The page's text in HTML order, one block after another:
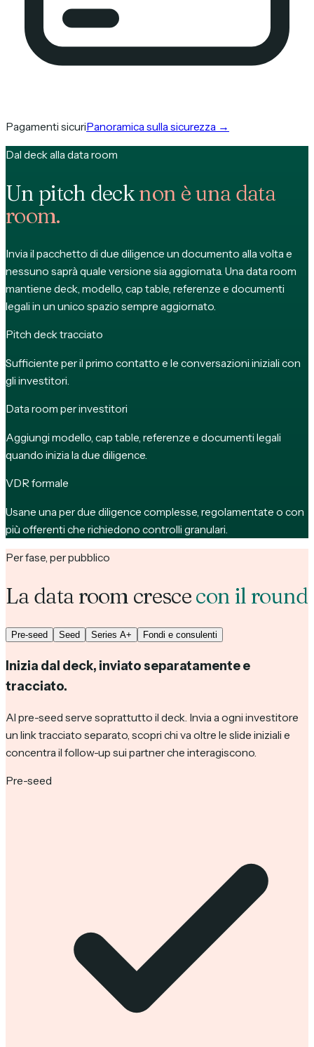
Pagamenti sicuriPanoramica sulla sicurezza →
Dal deck alla data room
Un pitch decknon è una data
room.
Invia il pacchetto di due diligence un documento alla volta e
nessuno saprà quale versione sia aggiornata. Una data room
mantiene deck, modello, cap table, referenze e documenti
legali in un unico spazio sempre aggiornato.
Pitch deck tracciato
Sufficiente per il primo contatto e le conversazioni iniziali con
gli investitori.
Data room per investitori
Aggiungi modello, cap table, referenze e documenti legali
quando inizia la due diligence.
VDR formale
Usane una per due diligence complesse, regolamentate o con
più offerenti che richiedono controlli granulari.
Per fase, per pubblico
La data room crescecon il round
Pre-seed Seed Series A+ Fondi e consulenti
Inizia dal deck, inviato separatamente e
tracciato.
Al pre-seed serve soprattutto il deck. Invia a ogni investitore
un link tracciato separato, scopri chi va oltre le slide iniziali e
concentra il follow-up sui partner che interagiscono.
Pre-seed